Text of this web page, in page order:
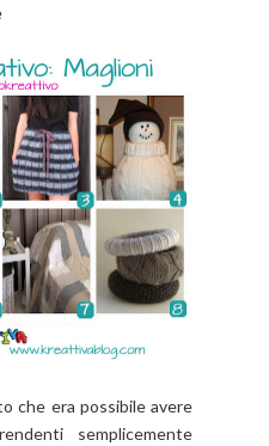
che era possibile avere
semplicemente